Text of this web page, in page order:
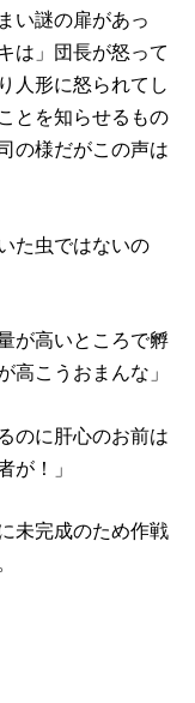
い謎の扉があっ
は」団長が怒って
人形に怒られてし
とを知らせるもの
の様だがこの声は
た虫ではないの
が高いところで孵
こうおまんな」
のに肝心のお前は
が！」
未完成のため作戦